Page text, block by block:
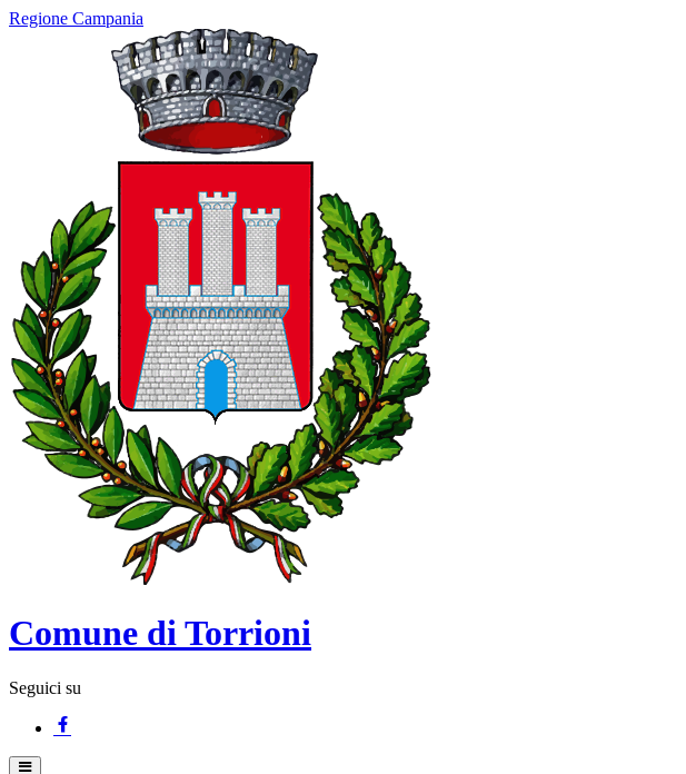
Regione Campania
Comune di Torrioni
Seguici su